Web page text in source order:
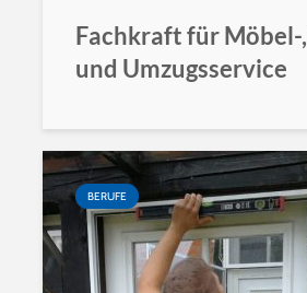
Fachkraft für Möbel-
und Umzugsservice
BERUFE